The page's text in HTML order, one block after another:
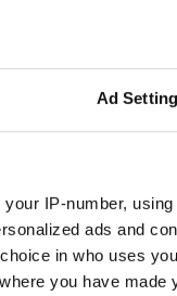
Ad
IP-number,
ads and
in who uses
you have made
sina företag